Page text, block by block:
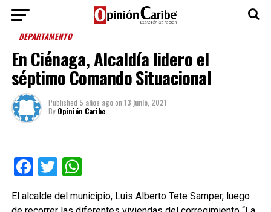
DEPARTAMENTO
En Ciénaga, Alcaldía lidero el
séptimo Comando Situacional
Published 5 años agoon 13 junio, 2021
By Opinión Caribe
Facebook
TwitterWhatsApp
El alcalde del municipio, Luis Alberto Tete Samper, luego